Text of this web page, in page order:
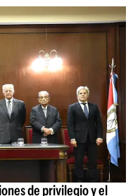
de privilegio y el